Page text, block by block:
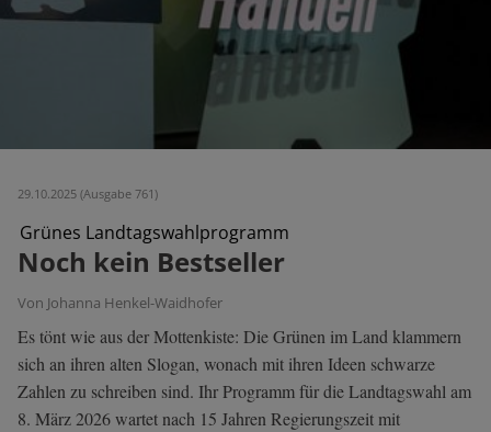
29.10.2025 (Ausgabe 761)
Grünes Landtagswahlprogramm
Noch kein Bestseller
Von Johanna Henkel-Waidhofer
Es tönt wie aus der Mottenkiste: Die Grünen im Land klammern
sich an ihren alten Slogan, wonach mit ihren Ideen schwarze
Zahlen zu schreiben sind. Ihr Programm für die Landtagswahl am
8. März 2026 wartet nach 15 Jahren Regierungszeit mit